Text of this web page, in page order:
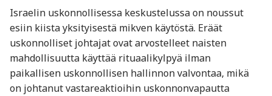
Israelin uskonnollisessa keskustelussa on noussut
esiin kiista yksityisestä mikven käytöstä. Eräät
uskonnolliset johtajat ovat arvostelleet naisten
mahdollisuutta käyttää rituaalikylpyä ilman
paikallisen uskonnollisen hallinnon valvontaa, mikä
on johtanut vastareaktioihin uskonnonvapautta